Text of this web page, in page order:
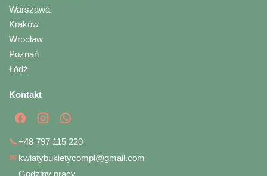
Warszawa
Kraków
Wrocław
Poznań
Łódź
Kontakt
📞+48 797 115 220
✉ kwiatybukietycompl@gmail.com
Godziny pracy